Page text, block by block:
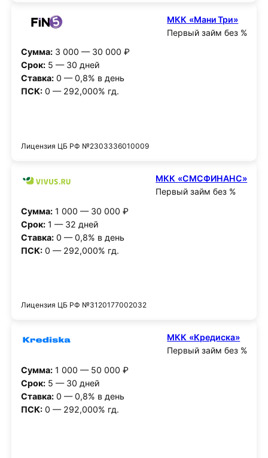
МКК «Мани Три»
Первый займ без %
Сумма:3 000 — 30 000 ₽
Срок:5 — 30 дней
Ставка:0 — 0,8% в день
ПСК:0 — 292,000% гд.
Лицензия ЦБ РФ №2303336010009
МКК «СМСФИНАНС»
Первый займ без %
Сумма:1 000 — 30 000 ₽
Срок:1 — 32 дней
Ставка:0 — 0,8% в день
ПСК:0 — 292,000% гд.
Лицензия ЦБ РФ №3120177002032
МКК «Кредиска»
Первый займ без %
Сумма:1 000 — 50 000 ₽
Срок:5 — 30 дней
Ставка:0 — 0,8% в день
ПСК:0 — 292,000% гд.